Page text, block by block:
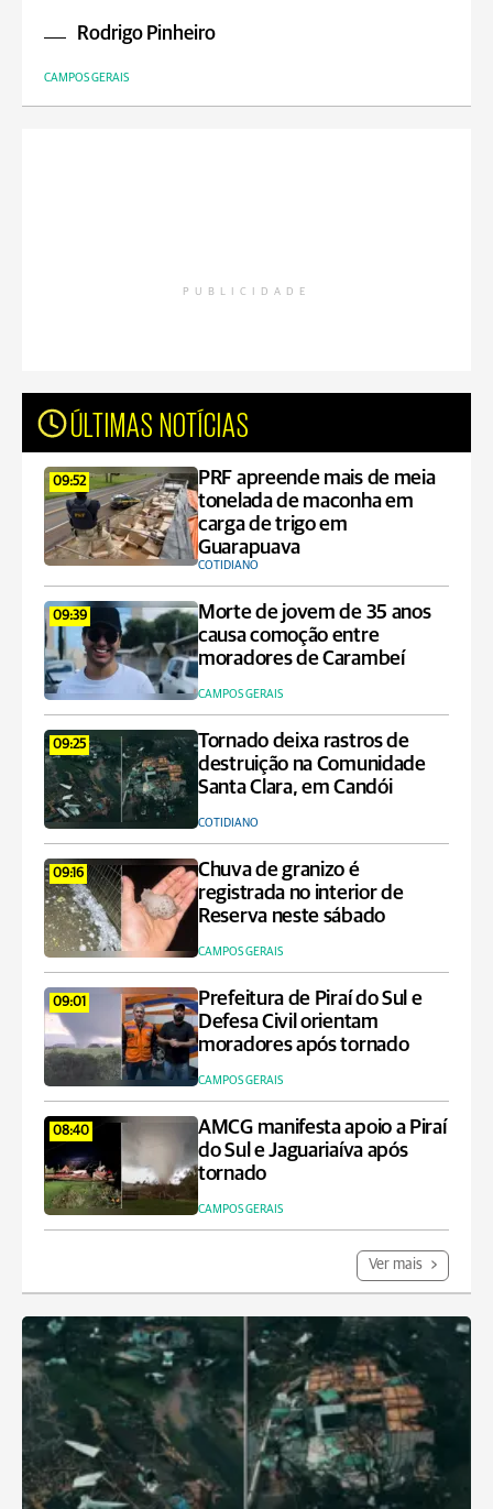
Rodrigo Pinheiro
CAMPOS GERAIS
PUBLICIDADE
ÚLTIMAS NOTÍCIAS
09:52
PRF apreende mais de meia
tonelada de maconha em
carga de trigo em
Guarapuava
COTIDIANO
09:39
Morte de jovem de 35 anos
causa comoção entre
moradores de Carambeí
CAMPOS GERAIS
09:25
Tornado deixa rastros de
destruição na Comunidade
Santa Clara, em Candói
COTIDIANO
09:16
Chuva de granizo é
registrada no interior de
Reserva neste sábado
CAMPOS GERAIS
09:01
Prefeitura de Piraí do Sul e
Defesa Civil orientam
moradores após tornado
CAMPOS GERAIS
08:40
AMCG manifesta apoio a Piraí
do Sul e Jaguariaíva após
tornado
CAMPOS GERAIS
Ver mais